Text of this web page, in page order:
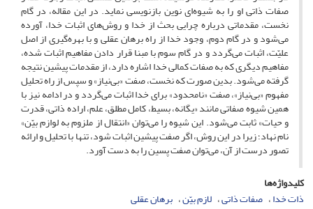
صفات ذاتی او را به شیوه‌ای نوین بازنویسی نماید. در این مقاله، در گام
نخست، مقدماتی درباره چرایی بحث از خدا و روش‌های اثبات خدا، آورده
می‌شود و در گام دوم، وجود خدا از راه برهان عقلی و با بهره‌گیری از اصل
علیّت، اثبات می‌گردد و در گام سوم با مبنا قرار دادن مفاهیم اثبات شده،
مفاهیم دیگری که به صفات کمالی خدا اشاره دارد، از مقدمات پیشین نتیجه
گرفته می‌شود. بدین صورت که نخست، صفت «بی‌نیاز» و سپس از راه تحلیل
مفهوم «بی‌نیاز»، صفت «نامحدود» برای خدا اثبات می‌گردد و در ادامه نیز با
همین شیوه صفاتی مانند «یگانه، بسیط، کامل مطلق، علم، اراده ذاتی، قدرت
و حیات» ثابت می‌شود. این شیوه را می‌توان «انتقال از ملزوم به لوازم بیّن»
نام نهاد؛ زیرا در این روش، اگر صفت پیشین اثبات شود، تنها با تحلیل و ارائه
تصور درست از آن، می‌توان صفت پسین را به دست آورد.
کلیدواژه‌ها
ذات خدا صفات ذاتی لازم بیّن برهان عقلی